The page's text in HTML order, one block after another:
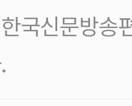
국신문방송